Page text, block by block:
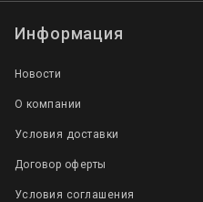
Информация
Новости
О компании
Условия доставки
Договор оферты
Условия соглашения